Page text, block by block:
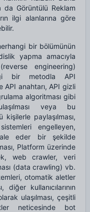
da Görüntülü Reklam
ilgi alanlarına göre
bir bölümünün
yapma amacıyla
engineering)
bir metodla API
API anahtarı, API gizli
algoritması gibi
veya bu
paylaşılması,
engelleyen,
eder bir şekilde
Platform üzerinde
web crawler, veri
(data crawling) vb.
otomatik aletler
kullanıcılarının
ulaşılması, çeşitli
neticesinde bot